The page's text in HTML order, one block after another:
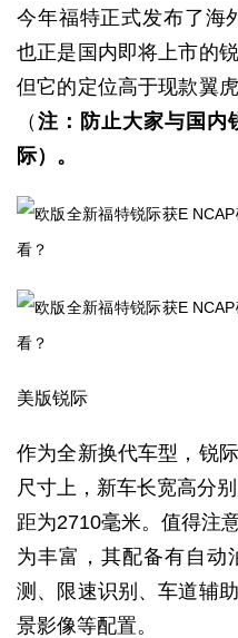
今年福特正式发布了海
也正是国内即将上市的
但它的定位高于现款翼
（注：防止大家与国内
际）。
美版锐际
作为全新换代车型，锐
尺寸上，新车长宽高分
距为2710毫米。值得注
为丰富，其配备有自动
测、限速识别、车道辅
景影像等配置。